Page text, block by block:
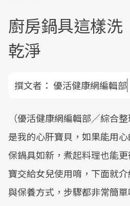
廚房鍋具這樣
乾淨
撰文者： 優活健康網編輯部
（優活健康網編輯部／綜合
是我的心肝寶貝，如果能用
保鍋具如新，煮起料理也能
寶交給女兒使用唷，下面就
與保養方式，步驟都非常簡單